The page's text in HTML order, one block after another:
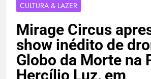
CULTURA & LAZER
Mirage Circus
show inédito de
Globo da Morte na
Hercílio Luz, em